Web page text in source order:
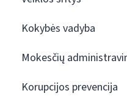
Kokybės vadyba
Mokesčių
Korupcijos prevencija